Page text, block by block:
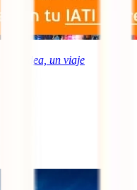
Una idea, un viaje